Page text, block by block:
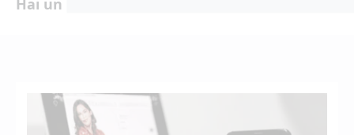
Hai un progetto?